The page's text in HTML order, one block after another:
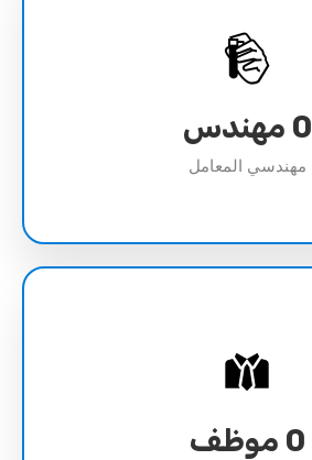
0 مهندس
مهندسي المعامل
0 موظف